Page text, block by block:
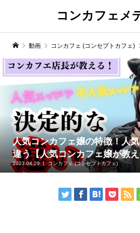
コンカフェメ
動画 コンカフェ (コンセプトカフェ)
人気コンカフェ嬢の特徴！人
違う【人気コンカフェ嬢が教
2023.04.29 コンカフェ (コンセプトカフェ)